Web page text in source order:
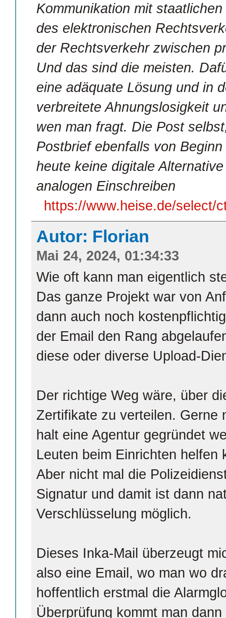
Kommunikation mit
des elektronischen
der Rechtsverkehr zwischen
Und das sind die meisten.
eine adäquate Lösung und in
verbreitete Ahnungslosigkeit
wen man fragt. Die Post
Postbrief ebenfalls von
heute keine digitale
analogen Einschreiben
https://www.heise.de/select/
Autor: Florian
Mai 24, 2024, 01:34:33
Wie oft kann man eigentlich
Das ganze Projekt war von
dann auch noch
der Email den Rang
diese oder diverse Upload-
Der richtige Weg wäre, über
Zertifikate zu verteilen. Gerne
halt eine Agentur gegründet
Leuten beim Einrichten helfen
Aber nicht mal die
Signatur und damit ist dann
Verschlüsselung möglich.
Dieses Inka-Mail überzeugt
also eine Email, wo man wo
hoffentlich erstmal die
Überprüfung kommt man